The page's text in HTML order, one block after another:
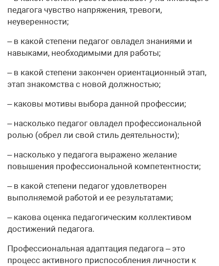
педагога чувство напряжения, тревоги,
неуверенности;
– в какой степени педагог овладел знаниями и
навыками, необходимыми для работы;
– в какой степени закончен ориентационный этап,
этап знакомства с новой должностью;
– каковы мотивы выбора данной профессии;
– насколько педагог овладел профессиональной
ролью (обрел ли свой стиль деятельности);
– насколько у педагога выражено желание
повышения профессиональной компетентности;
– в какой степени педагог удовлетворен
выполняемой работой и ее результатами;
– какова оценка педагогическим коллективом
достижений педагога.
Профессиональная адаптация педагога – это
процесс активного приспособления личности к